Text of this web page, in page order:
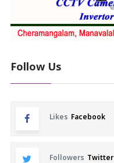
Follow Us
Likes Facebook
Followers Twitter